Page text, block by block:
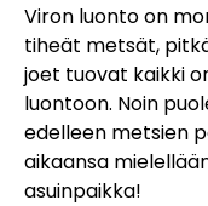
Viron luonto on
tiheät metsät,
joet tuovat kaikki
luontoon. Noin
edelleen metsien
aikaansa
asuinpaikka!